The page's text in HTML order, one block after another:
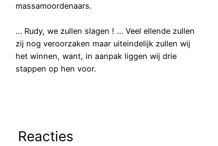
massamoordenaars.
… Rudy, we zullen slagen ! … Veel ellende zullen
zij nog veroorzaken maar uiteindelijk zullen wij
het winnen, want, in aanpak liggen wij drie
stappen op hen voor.
Reacties